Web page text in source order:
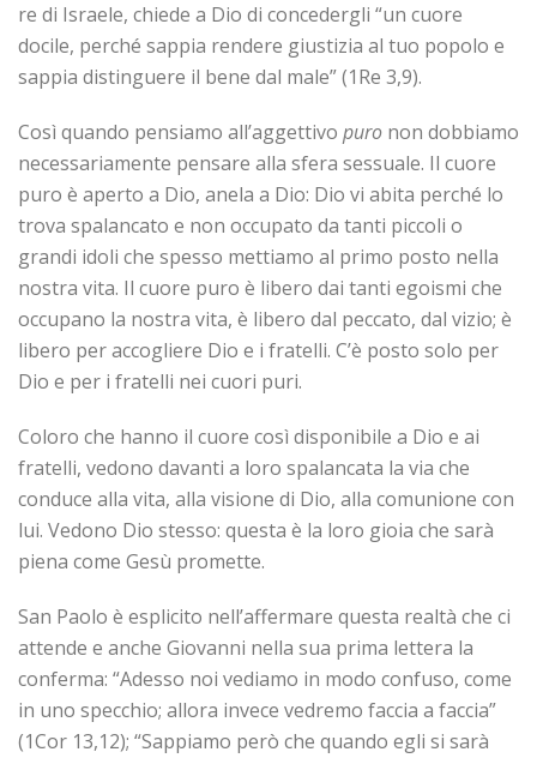
re di Israele, chiede a Dio di concedergli “un cuore
docile, perché sappia rendere giustizia al tuo popolo e
sappia distinguere il bene dal male” (1Re 3,9).
Così quando pensiamo all’aggettivo puro non dobbiamo
necessariamente pensare alla sfera sessuale. Il cuore
puro è aperto a Dio, anela a Dio: Dio vi abita perché lo
trova spalancato e non occupato da tanti piccoli o
grandi idoli che spesso mettiamo al primo posto nella
nostra vita. Il cuore puro è libero dai tanti egoismi che
occupano la nostra vita, è libero dal peccato, dal vizio; è
libero per accogliere Dio e i fratelli. C’è posto solo per
Dio e per i fratelli nei cuori puri.
Coloro che hanno il cuore così disponibile a Dio e ai
fratelli, vedono davanti a loro spalancata la via che
conduce alla vita, alla visione di Dio, alla comunione con
lui. Vedono Dio stesso: questa è la loro gioia che sarà
piena come Gesù promette.
San Paolo è esplicito nell’affermare questa realtà che ci
attende e anche Giovanni nella sua prima lettera la
conferma: “Adesso noi vediamo in modo confuso, come
in uno specchio; allora invece vedremo faccia a faccia”
(1Cor 13,12); “Sappiamo però che quando egli si sarà